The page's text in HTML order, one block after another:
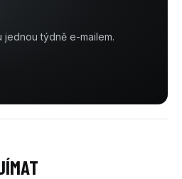
jednou týdně e-mailem.